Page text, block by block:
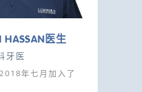
HASSAN医生
牙医
年七月加入了